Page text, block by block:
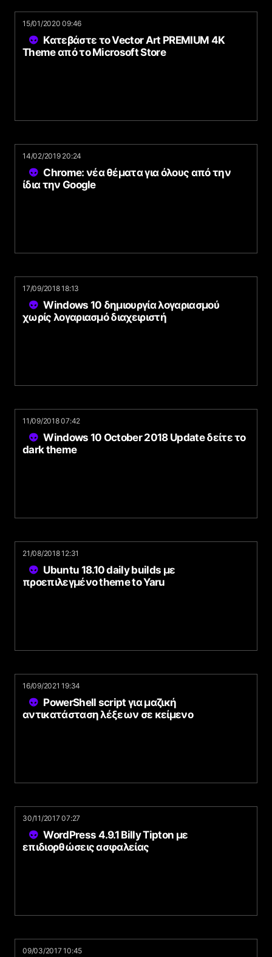
15/01/2020 09:46
Κατεβάστε το Vector Art PREMIUM 4K
Theme από το Microsoft Store
14/02/2019 20:24
Chrome: νέα θέματα για όλους από την
ίδια την Google
17/09/2018 18:13
Windows 10 δημιουργία λογαριασμού
χωρίς λογαριασμό διαχειριστή
11/09/2018 07:42
Windows 10 October 2018 Update δείτε το
dark theme
21/08/2018 12:31
Ubuntu 18.10 daily builds με
προεπιλεγμένο theme to Yaru
16/09/2021 19:34
PowerShell script για μαζική
αντικατάσταση λέξεων σε κείμενο
30/11/2017 07:27
WordPress 4.9.1 Billy Tipton με
επιδιορθώσεις ασφαλείας
09/03/2017 10:45